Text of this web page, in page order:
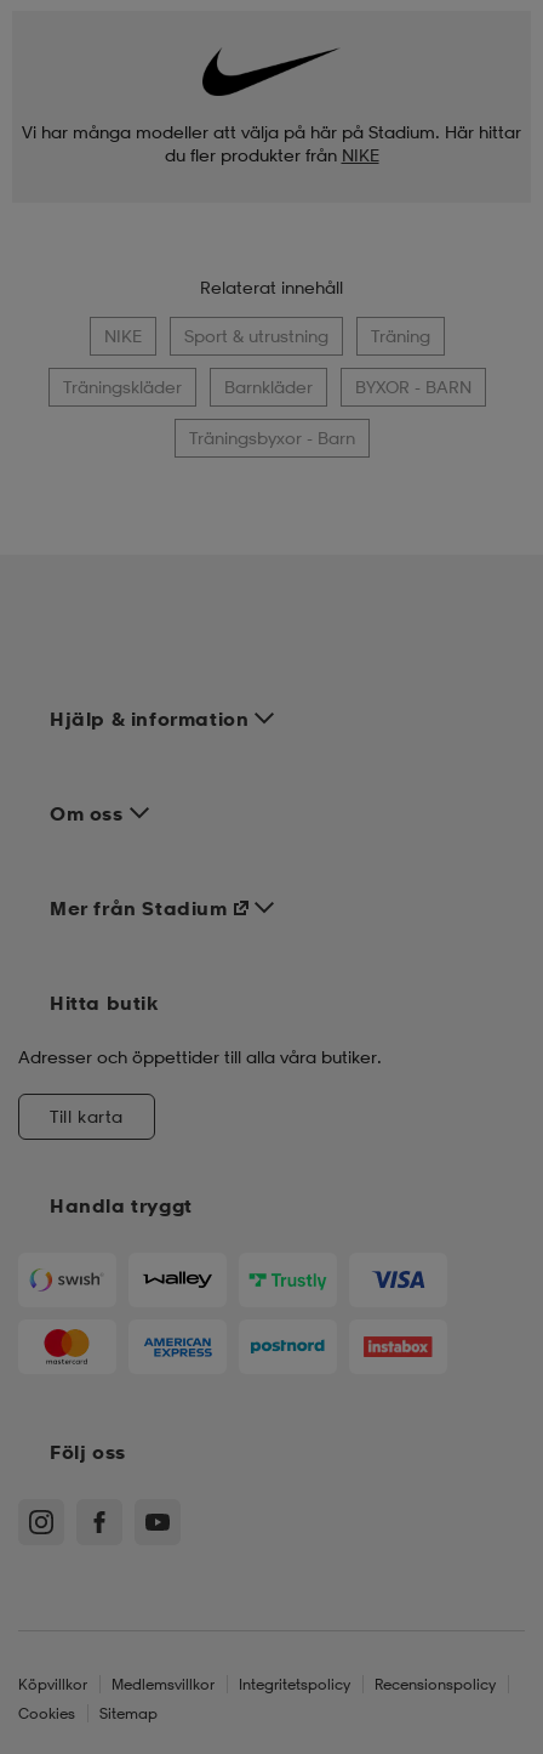
Vi har många modeller att välja på här på Stadium. Här hittar
du fler produkter från NIKE
Relaterat innehåll
NIKE Sport & utrustning Träning
Träningskläder Barnkläder BYXOR - BARN
Träningsbyxor - Barn
Hjälp & information
Om oss
Handla tryggt
Mer från Stadium
Hitta butik
Adresser och öppettider till alla våra butiker.
Till karta
Följ oss
Köpvillkor Medlemsvillkor Integritetspolicy
Recensionspolicy
Cookies
Sitemap